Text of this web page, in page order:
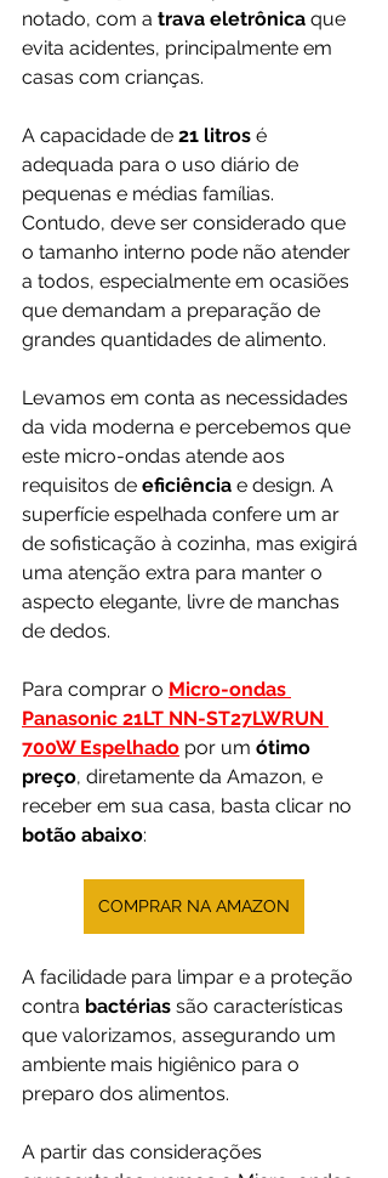
notado, com a trava eletrônica que
evita acidentes, principalmente em
casas com crianças.
A capacidade de 21 litros é
adequada para o uso diário de
pequenas e médias famílias.
Contudo, deve ser considerado que
o tamanho interno pode não atender
a todos, especialmente em ocasiões
que demandam a preparação de
grandes quantidades de alimento.
Levamos em conta as necessidades
da vida moderna e percebemos que
este micro-ondas atende aos
requisitos de eficiência e design. A
superfície espelhada confere um ar
de sofisticação à cozinha, mas exigirá
uma atenção extra para manter o
aspecto elegante, livre de manchas
de dedos.
Para comprar o Micro-ondas
Panasonic 21LT NN-ST27LWRUN
700W Espelhado por um ótimo
preço, diretamente da Amazon, e
receber em sua casa, basta clicar no
botão abaixo:
COMPRAR NA AMAZON
A facilidade para limpar e a proteção
contra bactérias são características
que valorizamos, assegurando um
ambiente mais higiênico para o
preparo dos alimentos.
A partir das considerações